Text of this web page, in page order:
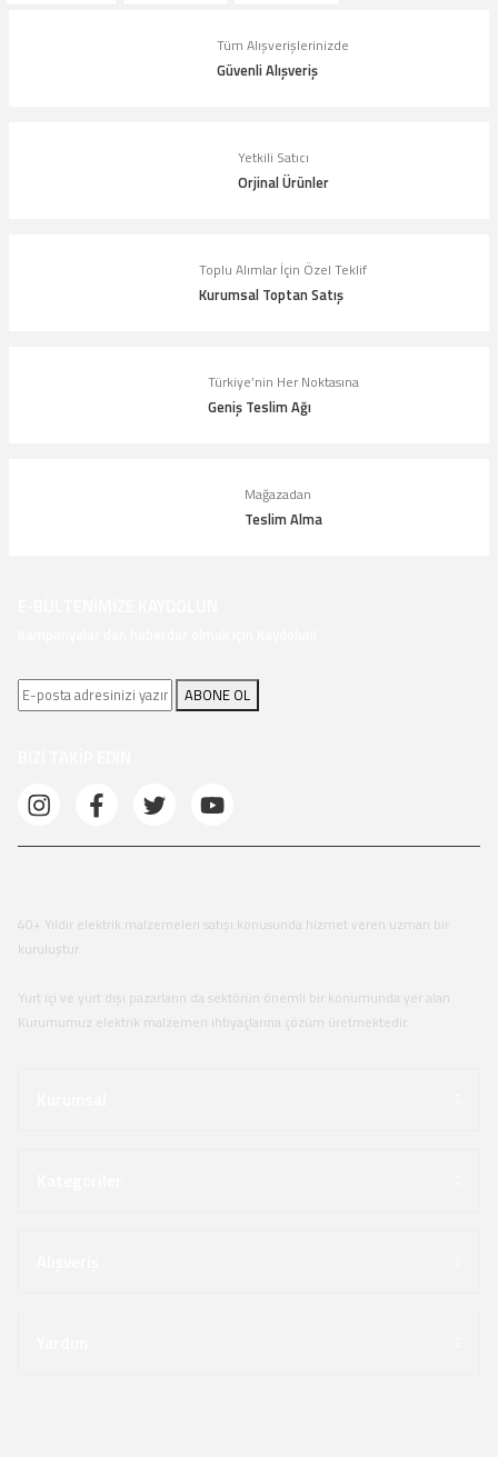
Ürün resmi kalitesiz, bozuk veya görüntülenemiyor.
Ürün fiyatı diğer sitelerden daha pahalı.
Tüm Alışverişlerinizde
Güvenli Alışveriş
Yetkili Satıcı
Orjinal Ürünler
Toplu Alımlar İçin Özel Teklif
Kurumsal Toptan Satış
Türkiye’nin Her Noktasına
Geniş Teslim Ağı
Mağazadan
Teslim Alma
ABONE OL
40+ Yıldır elektrik malzemeleri satışı konusunda hizmet veren uzman bir
kuruluştur.
Yurt içi ve yurt dışı pazarların da sektörün önemli bir konumunda yer alan
Kurumumuz elektrik malzemeri ihtiyaçlarına çözüm üretmektedir.